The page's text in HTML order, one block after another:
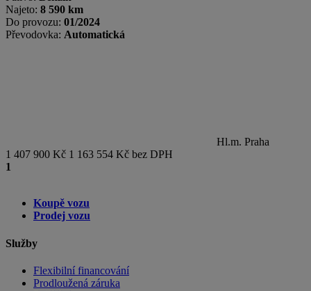
Najeto: 8 590 km
Do provozu: 01/2024
Převodovka: Automatická
Hl.m. Praha
1 407 900 Kč 1 163 554 Kč bez DPH
1
Koupě vozu
Prodej vozu
Služby
Flexibilní financování
Prodloužená záruka